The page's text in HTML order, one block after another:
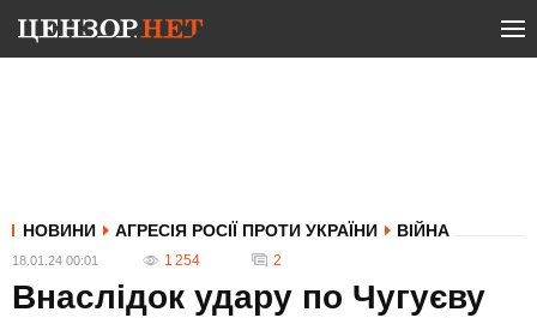
НОВИНИ АГРЕСІЯ РОСІЇ ПРОТИ УКРАЇНИ ВІЙНА
18.01.24 00:01 1 254 2
Внаслідок удару по Чугуєву